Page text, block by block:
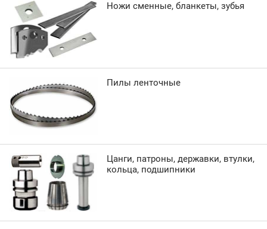
Ножи сменные, бланкеты, зубья
Пилы ленточные
Цанги, патроны, державки, втулки,
кольца, подшипники